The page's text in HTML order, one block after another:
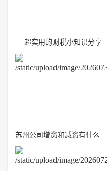
超实用的财税小知识分享
苏州公司增资和减资有什么区别？税务风险千万别忽视